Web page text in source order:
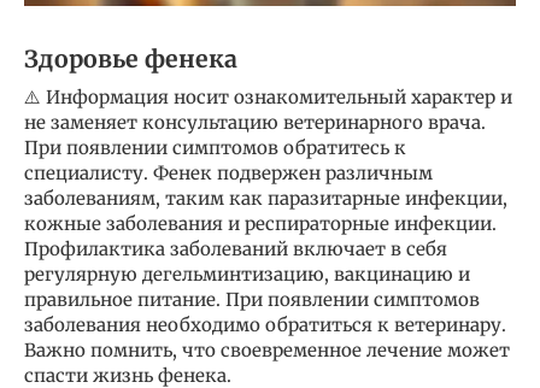
Здоровье фенека
⚠️ Информация носит ознакомительный характер и
не заменяет консультацию ветеринарного врача.
При появлении симптомов обратитесь к
специалисту. Фенек подвержен различным
заболеваниям, таким как паразитарные инфекции,
кожные заболевания и респираторные инфекции.
Профилактика заболеваний включает в себя
регулярную дегельминтизацию, вакцинацию и
правильное питание. При появлении симптомов
заболевания необходимо обратиться к ветеринару.
Важно помнить, что своевременное лечение может
спасти жизнь фенека.